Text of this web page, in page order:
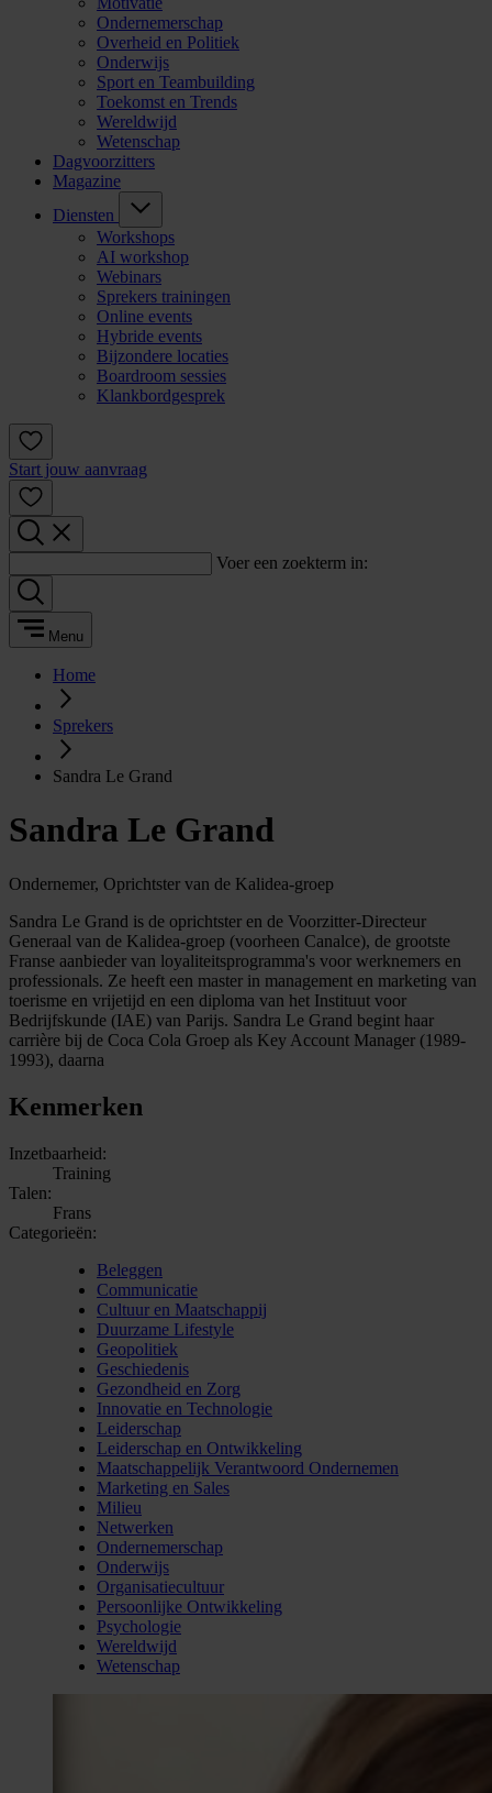
Ondernemerschap
Overheid en Politiek
Onderwijs
Sport en Teambuilding
Toekomst en Trends
Wereldwijd
Wetenschap
Dagvoorzitters
Magazine
Diensten
Workshops
AI workshop
Webinars
Sprekers trainingen
Online events
Hybride events
Bijzondere locaties
Boardroom sessies
Klankbordgesprek
Start jouw aanvraag
Voer een zoekterm in:
Menu
Home
Sprekers
Sandra Le Grand
Sandra Le Grand
Ondernemer, Oprichtster van de Kalidea-groep
Sandra Le Grand is de oprichtster en de Voorzitter-Directeur
Generaal van de Kalidea-groep (voorheen Canalce), de grootste
Franse aanbieder van loyaliteitsprogramma's voor werknemers en
professionals. Ze heeft een master in management en marketing van
toerisme en vrijetijd en een diploma van het Instituut voor
Bedrijfskunde (IAE) van Parijs. Sandra Le Grand begint haar
carrière bij de Coca Cola Groep als Key Account Manager (1989-
1993), daarna
Kenmerken
Inzetbaarheid:
Training
Talen:
Frans
Categorieën:
Beleggen
Communicatie
Cultuur en Maatschappij
Duurzame Lifestyle
Geopolitiek
Geschiedenis
Gezondheid en Zorg
Innovatie en Technologie
Leiderschap
Leiderschap en Ontwikkeling
Maatschappelijk Verantwoord Ondernemen
Marketing en Sales
Milieu
Netwerken
Ondernemerschap
Onderwijs
Organisatiecultuur
Persoonlijke Ontwikkeling
Psychologie
Wereldwijd
Wetenschap